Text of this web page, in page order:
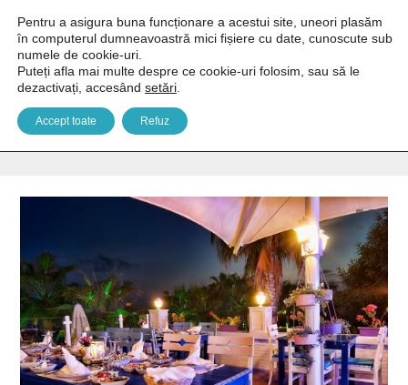
Limak Atlantis Deluxe 5*
Pentru a asigura buna funcționare a acestui site, uneori plasăm
în computerul dumneavoastră mici fișiere cu date, cunoscute sub
numele de cookie-uri.
Puteți afla mai multe despre ce cookie-uri folosim, sau să le
dezactivați, accesând setări
Accept toate Refuz